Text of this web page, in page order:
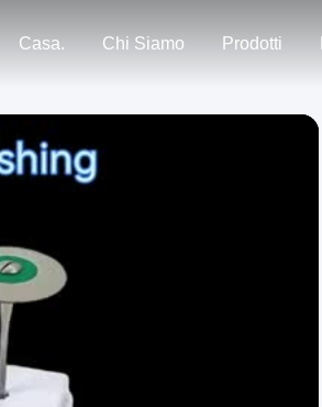
Casa. Chi Siamo Prodotti